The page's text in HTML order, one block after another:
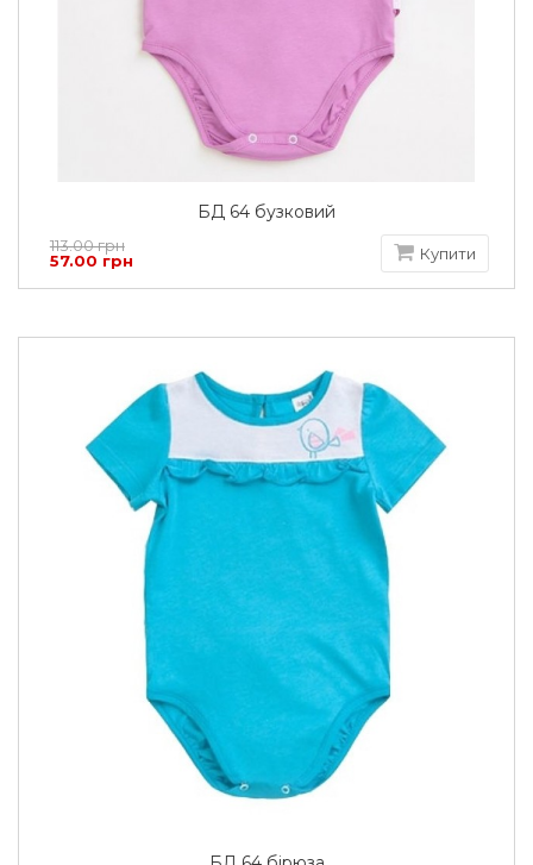
БД 64 бузковий
113.00 грн
57.00 грн
Купити